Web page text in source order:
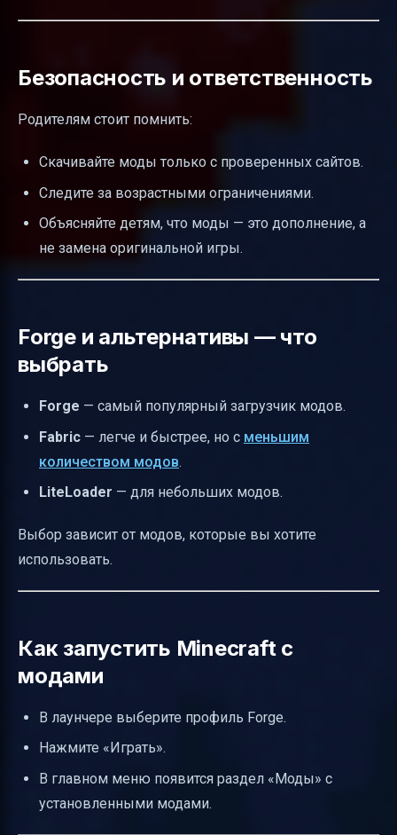
Безопасность и ответственность
Родителям стоит помнить:
Скачивайте моды только с проверенных сайтов.
Следите за возрастными ограничениями.
Объясняйте детям, что моды — это дополнение, а
не замена оригинальной игры.
Forge и альтернативы — что
выбрать
Forge — самый популярный загрузчик модов.
Fabric — легче и быстрее, но с меньшим
количеством модов.
LiteLoader — для небольших модов.
Выбор зависит от модов, которые вы хотите
использовать.
Как запустить Minecraft с
модами
В лаунчере выберите профиль Forge.
Нажмите «Играть».
В главном меню появится раздел «Моды» с
установленными модами.